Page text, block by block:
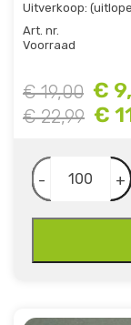
Uitverkoop:
Art. nr.
Voorraad
€ 19,00 €
€ 22,99 €
- +